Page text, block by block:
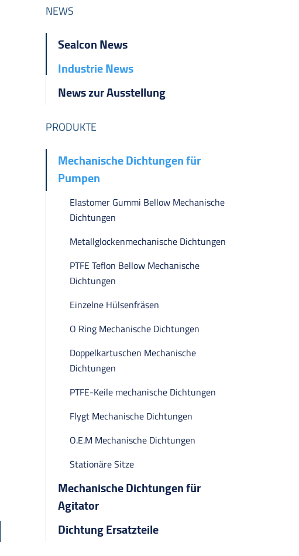
NEWS
Sealcon News
Industrie News
News zur Ausstellung
PRODUKTE
Mechanische Dichtungen für
Pumpen
Elastomer Gummi Bellow Mechanische
Dichtungen
Metallglockenmechanische Dichtungen
PTFE Teflon Bellow Mechanische
Dichtungen
Einzelne Hülsenfräsen
O Ring Mechanische Dichtungen
Doppelkartuschen Mechanische
Dichtungen
PTFE-Keile mechanische Dichtungen
Flygt Mechanische Dichtungen
O.E.M Mechanische Dichtungen
Stationäre Sitze
Mechanische Dichtungen für
Agitator
Dichtung Ersatzteile